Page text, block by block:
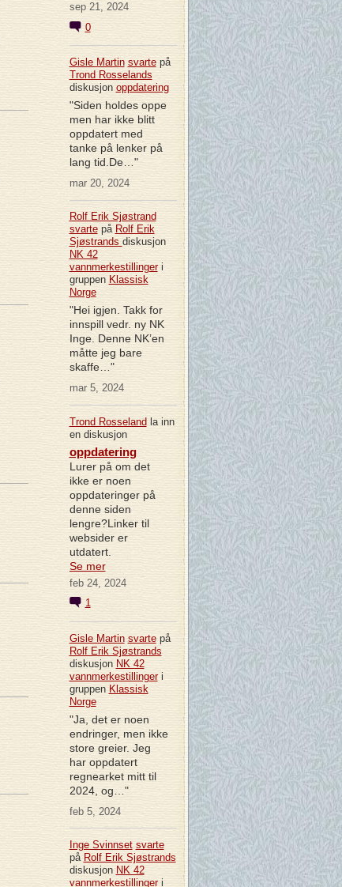
sep 21, 2024
0
Gisle Martin svartepå
Trond Rosselands
diskusjon oppdatering
"Siden holdes oppe
men har ikke blitt
oppdatert med
tanke på lenker på
lang tid.De…"
mar 20, 2024
Rolf Erik Sjøstrand
svartepå Rolf Erik
Sjøstrands diskusjon
NK 42
vannmerkestillingeri
gruppen Klassisk
Norge
"Hei igjen. Takk for
innspill vedr. ny NK
Inge. Denne NK’en
måtte jeg bare
skaffe…"
mar 5, 2024
Trond Rosseland la inn
en diskusjon
oppdatering
Lurer på om det
ikke er noen
oppdateringer på
denne siden
lengre?Linker til
websider er
utdatert.
Se mer
feb 24, 2024
1
Gisle Martin svartepå
Rolf Erik Sjøstrands
diskusjon NK 42
vannmerkestillingeri
gruppen Klassisk
Norge
"Ja, det er noen
endringer, men ikke
store greier. Jeg
har oppdatert
regnearket mitt til
2024, og…"
feb 5, 2024
Inge Svinnset svarte
på Rolf Erik Sjøstrands
diskusjon NK 42
vannmerkestillingeri